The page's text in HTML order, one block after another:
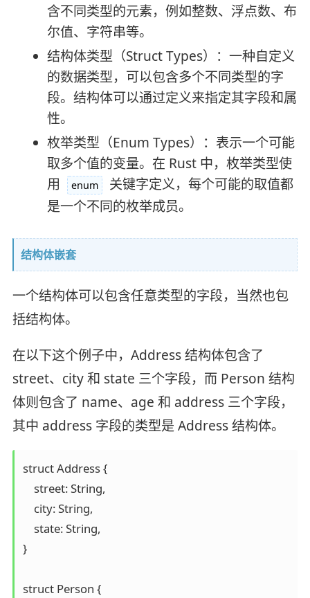
含不同类型的元素，例如整数、浮点数、布
尔值、字符串等。
结构体类型（Struct Types）：一种自定义
的数据类型，可以包含多个不同类型的字
段。结构体可以通过定义来指定其字段和属
性。
枚举类型（Enum Types）：表示一个可能
取多个值的变量。在 Rust 中，枚举类型使
用
enum
关键字定义，每个可能的取值都
是一个不同的枚举成员。
结构体嵌套
一个结构体可以包含任意类型的字段，当然也包
括结构体。
在以下这个例子中，Address 结构体包含了
street、city 和 state 三个字段，而 Person 结构
体则包含了 name、age 和 address 三个字段，
其中 address 字段的类型是 Address 结构体。
struct Address {
    street: String,
    city: String,
    state: String,
}
struct Person {